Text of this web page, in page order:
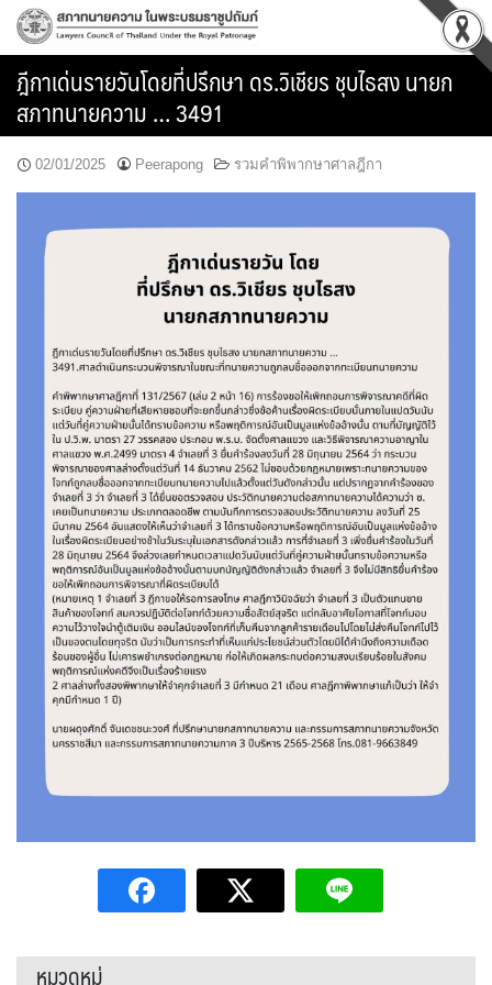
Skip
content
ฎีกาเด่นรายวันโดยที่ปรึกษา ดร.วิเชียร ชุบไธสง นายก
สภาทนายความ … 3491
02/01/2025 Peerapong รวมคำพิพากษาศาลฎีกา
หมวดหมู่